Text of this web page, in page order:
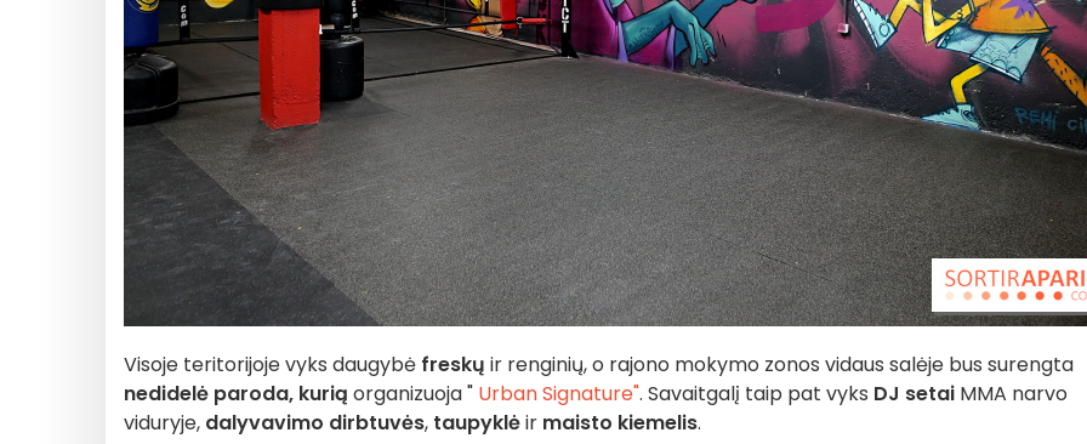
Visoje teritorijoje vyks daugybė freskų ir renginių, o rajono mokymo zonos vidaus salėje bus surengta
nedidelė paroda, kurią organizuoja " Urban Signature". Savaitgalį taip pat vyks DJ setai MMA narvo
viduryje, dalyvavimo dirbtuvės, taupyklėir maisto kiemelis.